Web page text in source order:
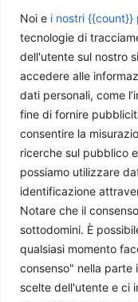
Noi e i nostri {{count}}
tecnologie di
dell'utente sul nostro
accedere alle
dati personali, come
fine di fornire
consentire la
ricerche sul pubblico
possiamo utilizzare
identificazione
Notare che il
sottodomini. È
qualsiasi momento
consenso" nella parte
scelte dell'utente e ci
Chi siamo
Il Caffè Geopolitico è una
2009 parliamo di politica
conoscenza accessibile e
segnano il mondo che ci
C.F./P.IVA 11078490965
Tribunale di Milano aut.
Scrivici: